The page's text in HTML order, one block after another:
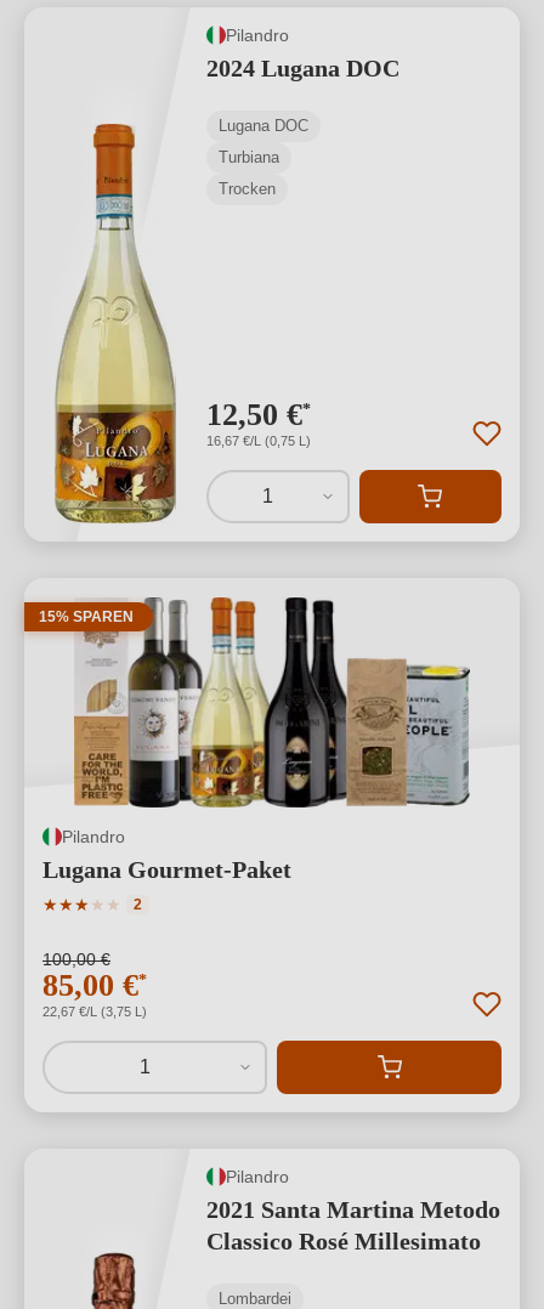
Pilandro
2024 Lugana DOC
Lugana DOC
Turbiana
Trocken
12,50 €*
16,67 €/L (0,75 L)
1
15% SPAREN
Pilandro
Lugana Gourmet-Paket
★★★★ ★
Durchschnittliche Bewertung von 3 von 5 Sternen
2
100,00 €
85,00 €*
22,67 €/L (3,75 L)
1
Pilandro
2021 Santa Martina Metodo
Classico Rosé Millesimato
Lombardei